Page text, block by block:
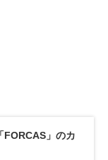
FORCAS」のカ